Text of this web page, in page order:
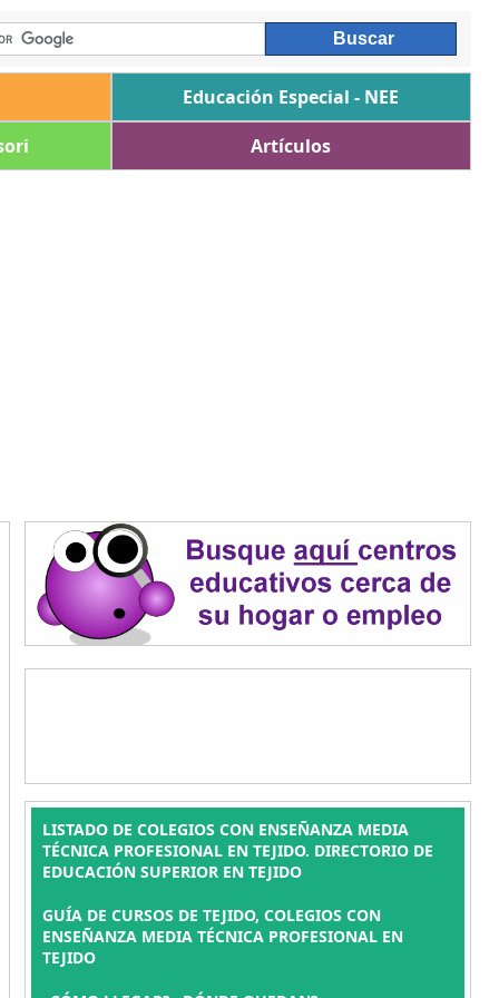
Educación Especial - NEE
Artículos
LISTADO DE COLEGIOS CON ENSEÑANZA MEDIA
TÉCNICA PROFESIONAL EN TEJIDO. DIRECTORIO DE
EDUCACIÓN SUPERIOR EN TEJIDO
GUÍA DE CURSOS DE TEJIDO, COLEGIOS CON
ENSEÑANZA MEDIA TÉCNICA PROFESIONAL EN
TEJIDO